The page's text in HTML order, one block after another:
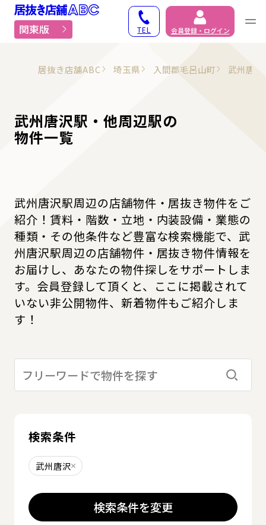
居抜き物件・貸店舗で
関東版 TEL 会員登録・ログイン
居抜き店舗ABC 埼玉県 入間郡毛呂山町 武州唐沢
武州唐沢駅・他周辺駅の
物件一覧
武州唐沢駅周辺の店舗物件・居抜き物件をご
紹介！賃料・階数・立地・内装設備・業態の
種類・その他条件など豊富な検索機能で、武
州唐沢駅周辺の店舗物件・居抜き物件情報を
お届けし、あなたの物件探しをサポートしま
す。会員登録して頂くと、ここに掲載されて
いない非公開物件、新着物件もご紹介しま
す！
検索す
検索条件
武州唐沢削除する
検索条件を変更